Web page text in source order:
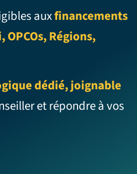
auxfinancements
OPCOs, Régions,
dédié, joignable
et répondre à vos